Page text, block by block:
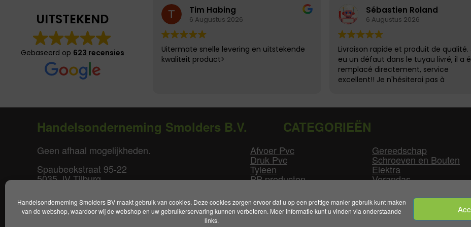
Handelsonderneming Smolders BV maakt gebruik van cookies. Deze cookies zorgen ervoor dat u op een prettige manier gebruik kunt maken
van de webshop, waardoor wij de webshop en uw gebruikerservaring kunnen verbeteren. Meer informatie kunt u vinden via onderstaande
links.
UITSTEKEND
Gebaseerd op 623 recensies
Tim Habing
6 Augustus 2026
Uitermate snelle levering en uitstekende
kwaliteit product>
Sébastien Roland
6 Augustus 2026
Livraison rapide et produit de qualité.
eu un défaut dans le tuyau livré, il a
remplacé directement, service
excellent!! Je n'hésiterai pas à
Handelsonderneming Smolders B.V.
Geen afhaal mogelijkheden.
Spaubeekstraat 95-22
5035 JV Tilburg
T. +31(0)85-0640877
E.info@smoldersbv.nl
CATEGORIEËN
Afvoer Pvc
Druk Pvc
Tyleen
PP producten
GLW producten
Gereedschap
Schroeven en Bouten
Elektra
Verandas
Overige